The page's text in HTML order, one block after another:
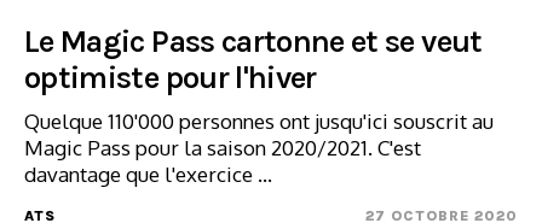
Le Magic Pass cartonne et se veut
optimiste pour l'hiver
Quelque 110'000 personnes ont jusqu'ici souscrit au
Magic Pass pour la saison 2020/2021. C'est
davantage que l'exercice ...
ATS 27 OCTOBRE 2020